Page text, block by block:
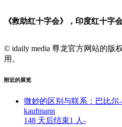
《救助红十字会》，印度红十字
© idaily media 尊龙官方网站的版
用。
附近的展览
微妙的区别与联系：巴比尔
kaufmann
148 天后结束1 人 -